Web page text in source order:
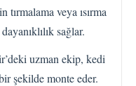
veya ısırma
sağlar.
uzman ekip, kedi
şekilde monte eder.